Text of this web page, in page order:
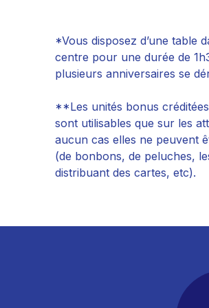
*Vous disposez d’une table
centre pour une durée de
plusieurs anniversaires se
**Les unités bonus
sont utilisables que sur les
aucun cas elles ne peuvent
(de bonbons, de peluches,
distribuant des cartes, etc).